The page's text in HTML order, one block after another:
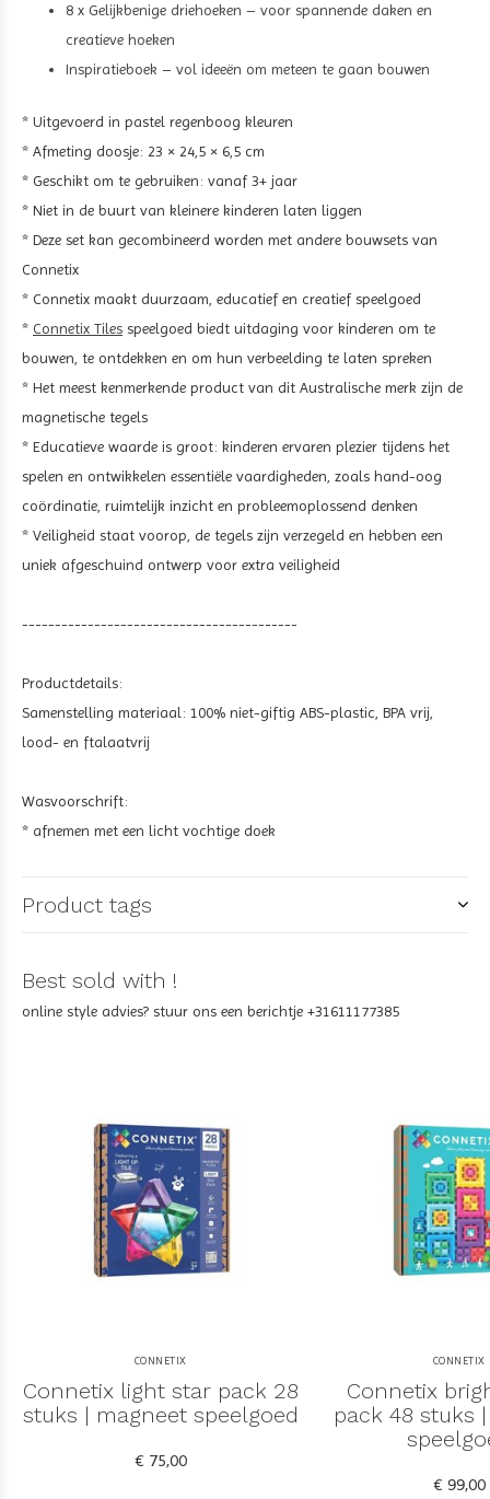
8 x Gelijkbenige driehoeken – voor spannende daken en
creatieve hoeken
Inspiratieboek – vol ideeën om meteen te gaan bouwen
* Uitgevoerd in pastel regenboog kleuren
* Afmeting doosje: 23 × 24,5 × 6,5 cm
* Geschikt om te gebruiken: vanaf 3+ jaar
* Niet in de buurt van kleinere kinderen laten liggen
* Deze set kan gecombineerd worden met andere bouwsets van
Connetix
* Connetix maakt duurzaam, educatief en creatief speelgoed
* Connetix Tiles speelgoed biedt uitdaging voor kinderen om te
bouwen, te ontdekken en om hun verbeelding te laten spreken
* Het meest kenmerkende product van dit Australische merk zijn de
magnetische tegels
* Educatieve waarde is groot: kinderen ervaren plezier tijdens het
spelen en ontwikkelen essentiële vaardigheden, zoals hand-oog
coördinatie, ruimtelijk inzicht en probleemoplossend denken
* Veiligheid staat voorop, de tegels zijn verzegeld en hebben een
uniek afgeschuind ontwerp voor extra veiligheid
------------------------------------------
Productdetails:
Samenstelling materiaal: 100% niet-giftig ABS-plastic, BPA vrij,
lood- en ftalaatvrij
Wasvoorschrift:
* afnemen met een licht vochtige doek
Product tags
Best sold with !
online style advies? stuur ons een berichtje +31611177385
CONNETIX
Connetix light star pack 28
stuks | magneet speelgoed
€ 75,00
CONNETIX
Connetix
pack 48 stuks
€ 99,00